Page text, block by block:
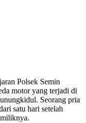
Polsek Semin
motor yang terjadi di
Seorang pria
satu hari setelah